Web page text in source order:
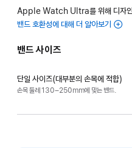
Apple Watch Ultra를 위해 디자인
밴드 호환성에 대해 더 알아보기
밴드 사이즈
단일 사이즈(대부분의 손목에 적합)
손목 둘레 130–250mm에 맞는 밴드.